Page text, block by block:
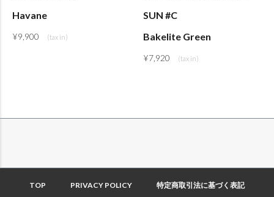
Havane
¥9,900
SUN #C
Bakelite Green
¥7,920
TOP PRIVACY POLICY 特定商取引法に基づく表記